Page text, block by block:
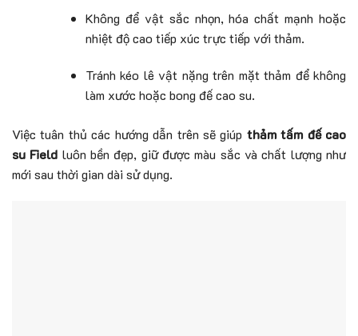
Không để vật sắc nhọn, hóa chất mạnh hoặc
nhiệt độ cao tiếp xúc trực tiếp với thảm.
Tránh kéo lê vật nặng trên mặt thảm để không
làm xước hoặc bong đế cao su.
Việc tuân thủ các hướng dẫn trên sẽ giúp thảm tấm đế cao
su Field luôn bền đẹp, giữ được màu sắc và chất lượng như
mới sau thời gian dài sử dụng.